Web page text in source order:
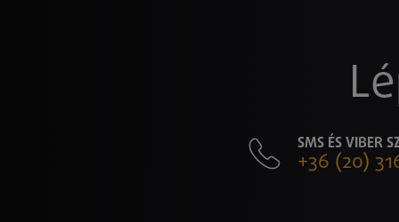
SMS ÉS VIBER
+36 (20)